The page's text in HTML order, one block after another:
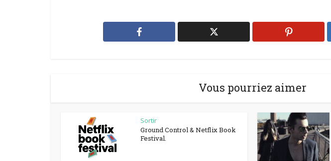
Vous pourriez aimer
Sortir
Ground Control & Netflix Book
Festival.